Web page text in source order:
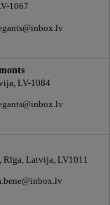
1067
LV-1084
Rīga, Latvija, LV1011